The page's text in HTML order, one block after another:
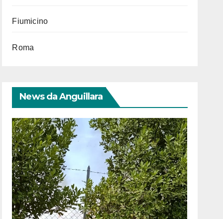
Fiumicino
Roma
News da Anguillara